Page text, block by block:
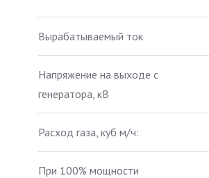
Вырабатываемый ток
Напряжение на выходе с
генератора, кВ
Расход газа, куб м/ч:
При 100% мощности